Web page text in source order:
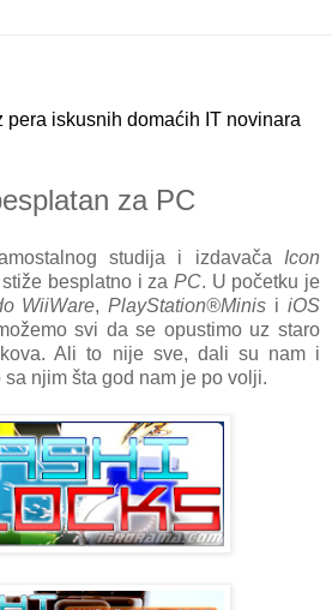
pera iskusnih domaćih IT novinara
za PC
studija i izdavača Icon
stiže besplatno i zaPC. U početku je
WiiWare,PlayStation®Minis iiOS
svi da se opustimo uz staro
Ali to nije sve, dali su nam i
njim šta god nam je po volji.